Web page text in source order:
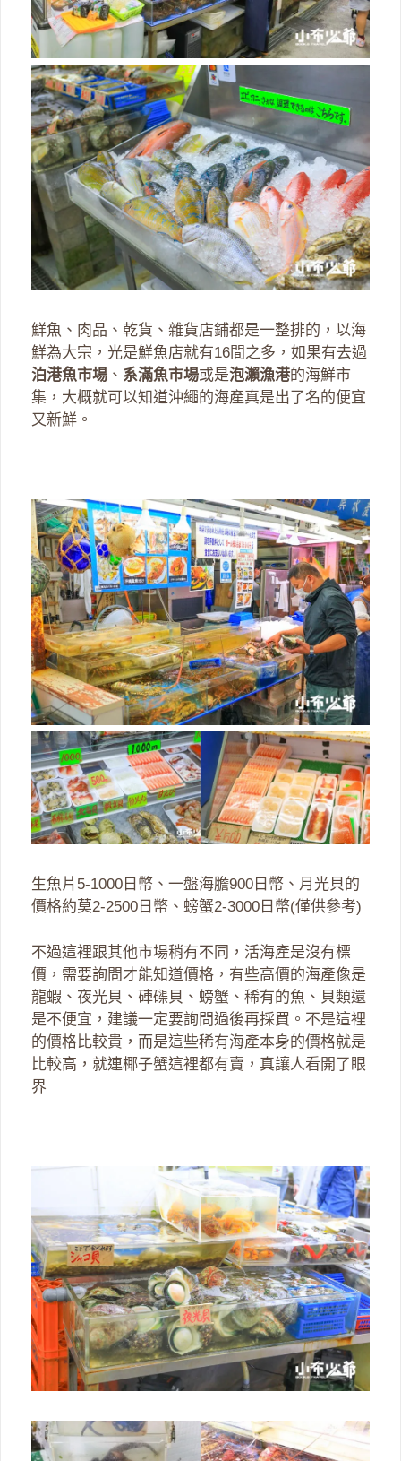
鮮魚、肉品、乾貨、雜貨店鋪都是一整排的，以海
鮮為大宗，光是鮮魚店就有16間之多，如果有去過
泊港魚市場 、 系滿魚市場或是泡瀨漁港的海鮮市
集，大概就可以知道沖繩的海產真是出了名的便宜
又新鮮。
生魚片5-1000日幣、一盤海膽900日幣、月光貝的
價格約莫2-2500日幣、螃蟹2-3000日幣(僅供參考)
不過這裡跟其他市場稍有不同，活海產是沒有標
價，需要詢問才能知道價格，有些高價的海產像是
龍蝦、夜光貝、硨磲貝、螃蟹、稀有的魚、貝類還
是不便宜，建議一定要詢問過後再採買。不是這裡
的價格比較貴，而是這些稀有海產本身的價格就是
比較高，就連椰子蟹這裡都有賣，真讓人看開了眼
界